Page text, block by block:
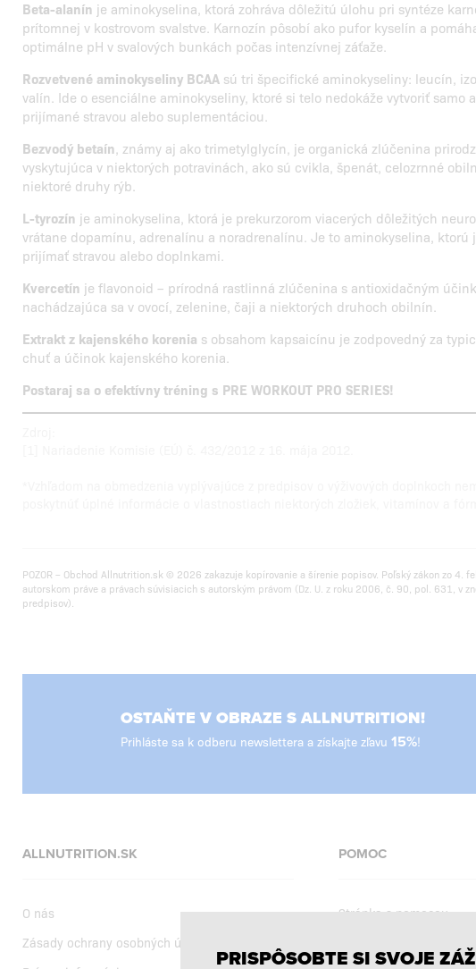
Beta-alanín je aminokyselina, ktorá zohráva dôležitú úlohu pri syntéze
prítomnej v kostrovom svalstve. Karnozín pôsobí ako pufor kyselín a
optimálne pH v svalových bunkách počas intenzívnej záťaže.
Rozvetvené aminokyseliny BCAA sú tri špecifické aminokyseliny: leucín,
valín. Ide o esenciálne aminokyseliny, ktoré si telo nedokáže vytvoriť samo
prijímané stravou alebo suplementáciou.
Bezvodý betaín, známy aj ako trimetylglycín, je organická zlúčenina
vyskytujúca v niektorých potravinách, ako sú cvikla, špenát, celozrnné
niektoré druhy rýb.
L-tyrozín je aminokyselina, ktorá je prekurzorom viacerých dôležitých
vrátane dopamínu, adrenalínu a noradrenalínu. Je to aminokyselina, ktorú
prijímať stravou alebo doplnkami.
Kvercetín je flavonoid – prírodná rastlinná zlúčenina s antioxidačným
nachádzajúca sa v ovocí, zelenine, čaji a niektorých druhoch obilnín.
Extrakt z kajenského korenia s obsahom kapsaicínu je zodpovedný za
chuť a účinok kajenského korenia.
Postaraj sa o efektívny tréning s PRE WORKOUT PRO SERIES!
POZOR – Obchod Allnutrition.sk © 2026 zakazuje kopírovanie a šírenie popisov. Poľský zákon zo 4.
autorskom práve a právach súvisiacich s autorským právom (Dz. U. z roku 2006, č. 90, pol. 631, v
predpisov).
OSTAŇTE V OBRAZE S ALLNUTRITION!
Prihláste sa k odberu newslettera a získajte zľavu 15%!
ALLNUTRITION.SK
O nás
Zásady ochrany osobných údajov
POMOC
Stránka s pomocou
PRISPÔSOBTE SI SVOJE